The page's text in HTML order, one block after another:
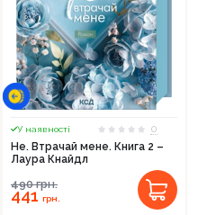
У наявності
0
Не. Втрачай мене. Книга 2 –
Лаура Кнайдл
490грн.
441грн.